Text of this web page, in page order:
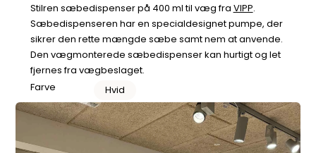
Stilren sæbedispenser på 400 ml til væg fra VIPP.
Sæbedispenseren har en specialdesignet pumpe, der
sikrer den rette mængde sæbe samt nem at anvende.
Den vægmonterede sæbedispenser kan hurtigt og let
fjernes fra vægbeslaget.
Farve
Hvid